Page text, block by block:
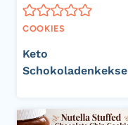
COOKIES
Keto
Schokoladenkekse